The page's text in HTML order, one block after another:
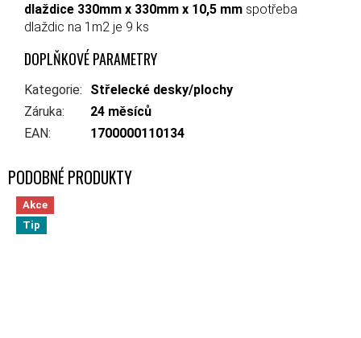
dlaždice 330mm x 330mm x 10,5 mm spotřeba
dlaždic na 1m2 je 9 ks
DOPLŇKOVÉ PARAMETRY
Kategorie:
Střelecké desky/plochy
Záruka:
24 měsíců
EAN: 1700000110134
Akce
Tip